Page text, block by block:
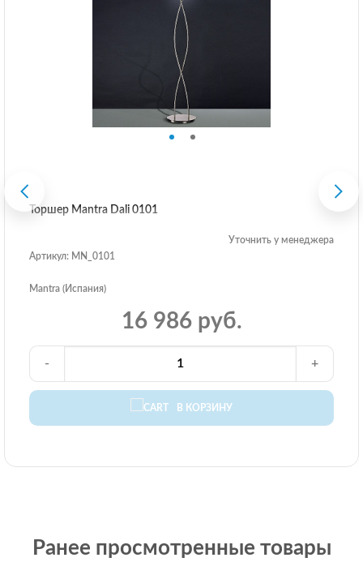
Торшер Mantra Dali 0101
Уточнить у менеджера
Артикул: MN_0101
Mantra (Испания)
16 986 руб.
В КОРЗИНУ
- +
Ранее просмотренные товары